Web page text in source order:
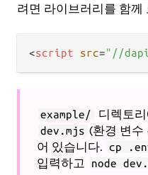
려면 라이브러리를 함께
<script src="//
example/ 디렉토
dev.mjs (환경 변수
어 있습니다.
cp
입력하고
node